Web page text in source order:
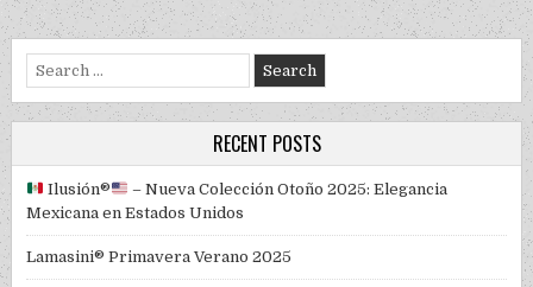
Search for:
RECENT POSTS
Ilusión®️
– Nueva Colección Otoño 2025: Elegancia
Mexicana en Estados Unidos
Lamasini® Primavera Verano 2025